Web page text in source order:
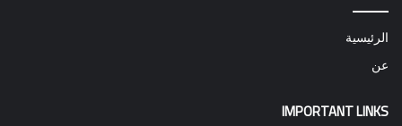
الرئيسية
عن
IMPORTANT LINKS